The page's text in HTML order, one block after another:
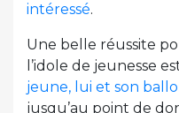
intéressé.
Une belle réussite
l’idole de jeunesse
jeune, lui et son
jusqu’au point de